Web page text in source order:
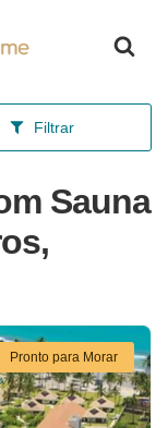
Filtrar
Sauna
Pronto para Morar